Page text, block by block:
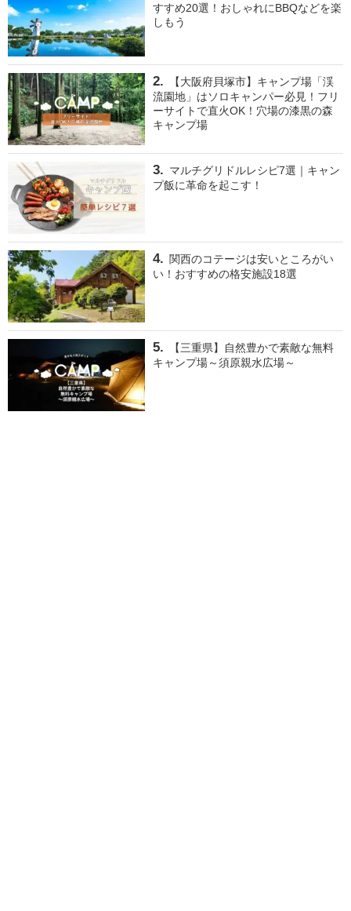
すすめ20選！おしゃれにBBQなどを楽
しもう
【大阪府貝塚市】キャンプ場「渓
流園地」はソロキャンパー必見！フリ
ーサイトで直火OK！穴場の漆黒の森
キャンプ場
マルチグリドルレシピ7選｜キャン
プ飯に革命を起こす！
関西のコテージは安いところがい
い！おすすめの格安施設18選
【三重県】自然豊かで素敵な無料
キャンプ場～須原親水広場～